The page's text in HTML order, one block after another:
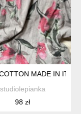
SZAL
MADE IN
studiolepianka
98 zł